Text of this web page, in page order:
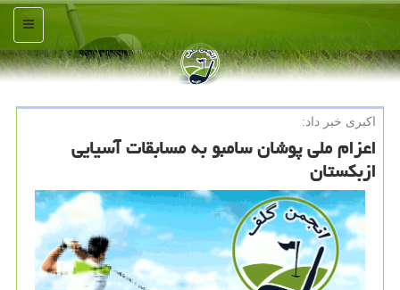
منو
اكبری خبر داد:
اعزام ملی پوشان سامبو به مسابقات آسیایی
ازبكستان